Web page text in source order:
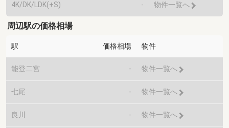
4K/DK/LDK(+S) - 物件一覧へ
周辺駅の価格相場
駅 価格相場 物件
能登二宮 - 物件一覧へ
七尾 - 物件一覧へ
良川 - 物件一覧へ